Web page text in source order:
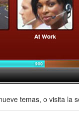
temas, o visita la